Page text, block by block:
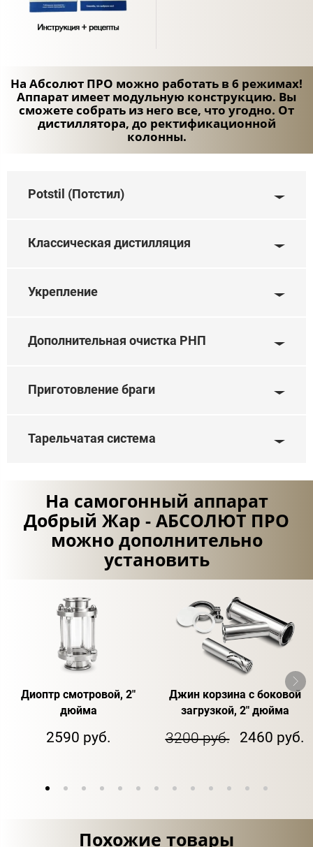
На Абсолют ПРО можно работать в 6 режимах!
Аппарат имеет модульную конструкцию. Вы
сможете собрать из него все, что угодно. От
дистиллятора, до ректификационной
колонны.
Pot­stil (Потстил)
Классическая дистилляция
Укрепление
Дополнительная очистка РНП
Приготовление браги
Тарельчатая система
На самогонный аппарат
Добрый Жар - АБСОЛЮТ ПРО
можно дополнительно
установить
Диоптр смотровой, 2"
дюйма
2590 руб.
Джин корзина с боковой
загрузкой, 2" дюйма
3200 руб. 2460 руб.
Похожие товары